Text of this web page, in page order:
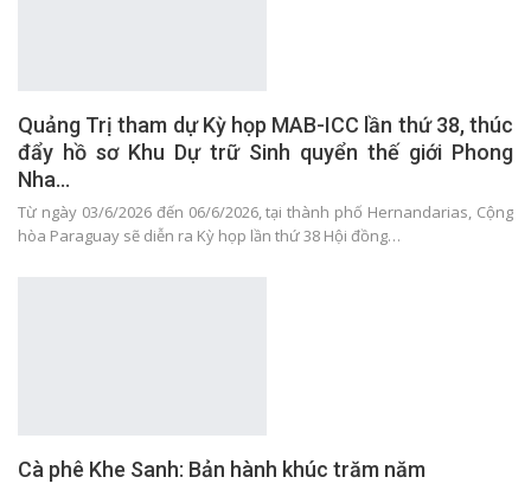
Quảng Trị tham dự Kỳ họp MAB-ICC lần thứ 38, thúc
đẩy hồ sơ Khu Dự trữ Sinh quyển thế giới Phong
Nha…
Từ ngày 03/6/2026 đến 06/6/2026, tại thành phố Hernandarias, Cộng
hòa Paraguay sẽ diễn ra Kỳ họp lần thứ 38 Hội đồng…
Cà phê Khe Sanh: Bản hành khúc trăm năm